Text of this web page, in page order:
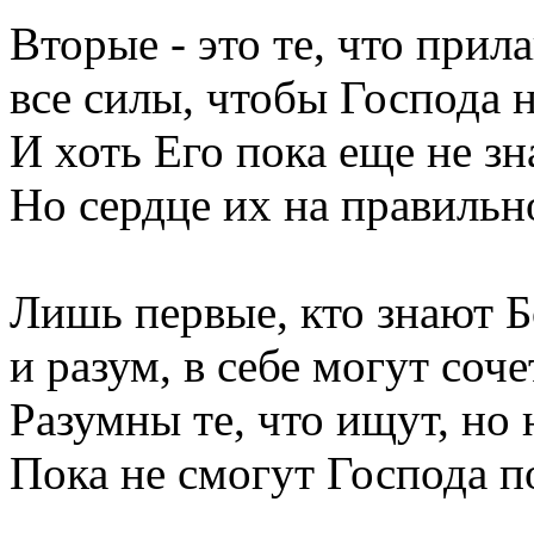
Вторые - это те, что
все силы, чтобы Господа
И хоть Его пока еще не
Но сердце их на
Лишь первые, кто знают
и разум, в себе могут
Разумны те, что ищут, но
Пока не смогут Господа